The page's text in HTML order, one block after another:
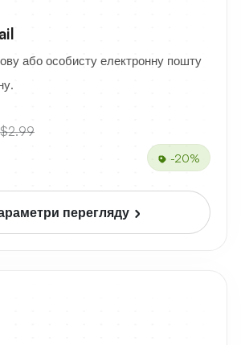
або особисту електронну пошту
$2.99
-20%
перегляду